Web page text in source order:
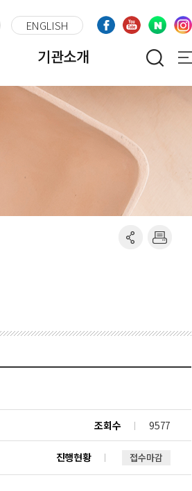
ENGLISH
기관소개
조회수 9577
진행현황 접수마감